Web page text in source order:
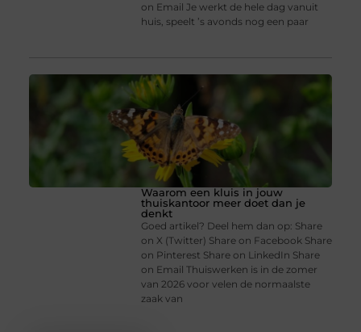
on Email Je werkt de hele dag vanuit
huis, speelt ’s avonds nog een paar
Waarom een kluis in jouw
thuiskantoor meer doet dan je
denkt
Goed artikel? Deel hem dan op: Share
on X (Twitter) Share on Facebook Share
on Pinterest Share on LinkedIn Share
on Email Thuiswerken is in de zomer
van 2026 voor velen de normaalste
zaak van